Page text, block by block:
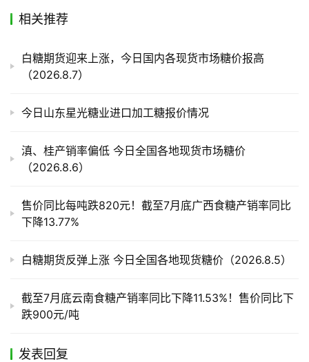
产
链
产
储
运
相关推荐
白糖期货迎来上涨，今日国内各现货市场糖价报高
（2026.8.7）
今日山东星光糖业进口加工糖报价情况
滇、桂产销率偏低 今日全国各地现货市场糖价
（2026.8.6）
售价同比每吨跌820元！截至7月底广西食糖产销率同比
下降13.77%
白糖期货反弹上涨 今日全国各地现货糖价（2026.8.5）
截至7月底云南食糖产销率同比下降11.53%！售价同比下
跌900元/吨
发表回复